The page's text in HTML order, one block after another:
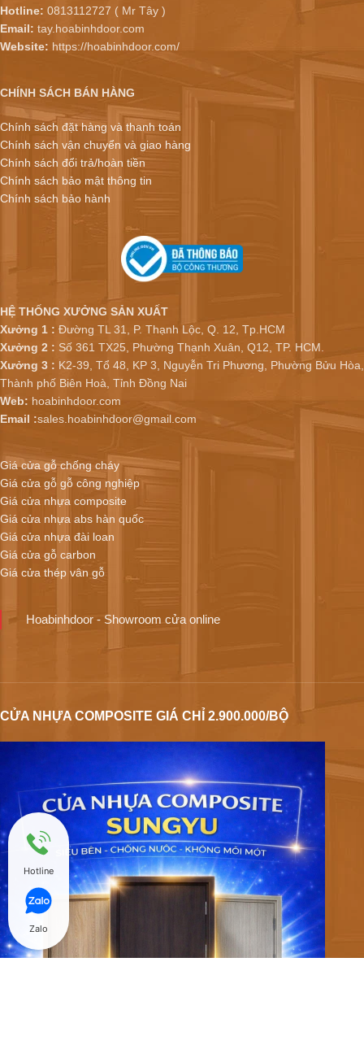
Hotline: 0813112727 ( Mr Tây )
Email: tay.hoabinhdoor.com
Website: https://hoabinhdoor.com/
CHÍNH SÁCH BÁN HÀNG
Chính sách đặt hàng và thanh toán
Chính sách vận chuyển và giao hàng
Chính sách đổi trả/hoàn tiền
Chính sách bảo mật thông tin
Chính sách bảo hành
HỆ THỐNG XƯỞNG SẢN XUẤT
Xưởng 1 : Đường TL 31, P. Thạnh Lộc, Q. 12, Tp.HCM
Xưởng 2 : Số 361 TX25, Phường Thạnh Xuân, Q12, TP. HCM.
Xưởng 3 : K2-39, Tổ 48, KP 3, Nguyễn Tri Phương, Phường Bửu Hòa,
Thành phố Biên Hoà, Tỉnh Đồng Nai
Web: hoabinhdoor.com
Email :sales.hoabinhdoor@gmail.com
Giá cửa gỗ chống cháy
Giá cửa gỗ gỗ công nghiệp
Giá cửa nhựa composite
Giá cửa nhựa abs hàn quốc
Giá cửa nhựa đài loan
Giá cửa gỗ carbon
Giá cửa thép vân gỗ
Hoabinhdoor - Showroom cửa online
CỬA NHỰA COMPOSITE GIÁ CHỈ 2.900.000/BỘ
Hotline
Zalo